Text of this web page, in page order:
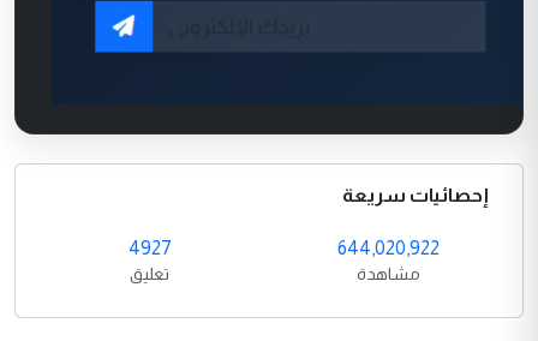
إحصائيات سريعة
644,020,922
مشاهدة
4927
تعليق